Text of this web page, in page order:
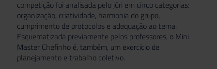
competição foi analisada pelo júri em cinco categorias:
organização, criatividade, harmonia do grupo,
cumprimento de protocolos e adequação ao tema.
Esquematizada previamente pelos professores, o Mini
Master Chefinho é, também, um exercício de
planejamento e trabalho coletivo.